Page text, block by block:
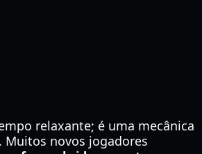
relaxante; é uma mecânica
Muitos novos jogadores